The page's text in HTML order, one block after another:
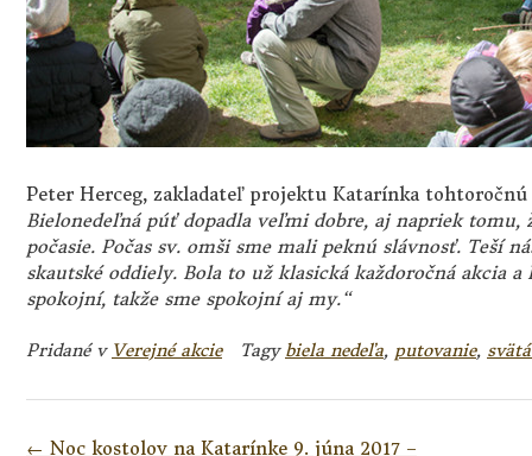
Peter Herceg, zakladateľ projektu Katarínka
Bielonedeľná púť dopadla veľmi dobre, aj napriek
počasie. Počas sv. omši sme mali peknú slávnosť. Teší
skautské oddiely. Bola to už klasická každoročná akcia
spokojní, takže sme spokojní aj my.“
Pridané v Verejné akcie Tagy biela nedeľa, putovanie,
Navigácia
← Noc kostolov na Katarínke 9. júna 2017 –